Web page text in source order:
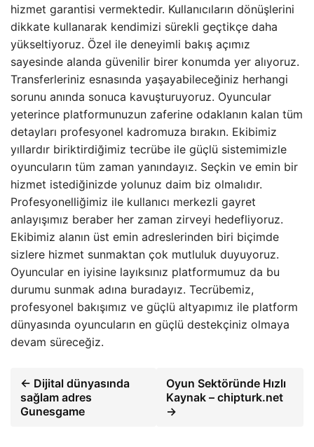
hizmet garantisi vermektedir. Kullanıcıların dönüşlerini
dikkate kullanarak kendimizi sürekli geçtikçe daha
yükseltiyoruz. Özel ile deneyimli bakış açımız
sayesinde alanda güvenilir birer konumda yer alıyoruz.
Transferleriniz esnasında yaşayabileceğiniz herhangi
sorunu anında sonuca kavuşturuyoruz. Oyuncular
yeterince platformunuzun zaferine odaklanın kalan tüm
detayları profesyonel kadromuza bırakın. Ekibimiz
yıllardır biriktirdiğimiz tecrübe ile güçlü sistemimizle
oyuncuların tüm zaman yanındayız. Seçkin ve emin bir
hizmet istediğinizde yolunuz daim biz olmalıdır.
Profesyonelliğimiz ile kullanıcı merkezli gayret
anlayışımız beraber her zaman zirveyi hedefliyoruz.
Ekibimiz alanın üst emin adreslerinden biri biçimde
sizlere hizmet sunmaktan çok mutluluk duyuyoruz.
Oyuncular en iyisine layıksınız platformumuz da bu
durumu sunmak adına buradayız. Tecrübemiz,
profesyonel bakışımız ve güçlü altyapımız ile platform
dünyasında oyuncuların en güçlü destekçiniz olmaya
devam süreceğiz.
← Dijital dünyasında
sağlam adres
Gunesgame
Oyun Sektöründe Hızlı
Kaynak – chipturk.net
→